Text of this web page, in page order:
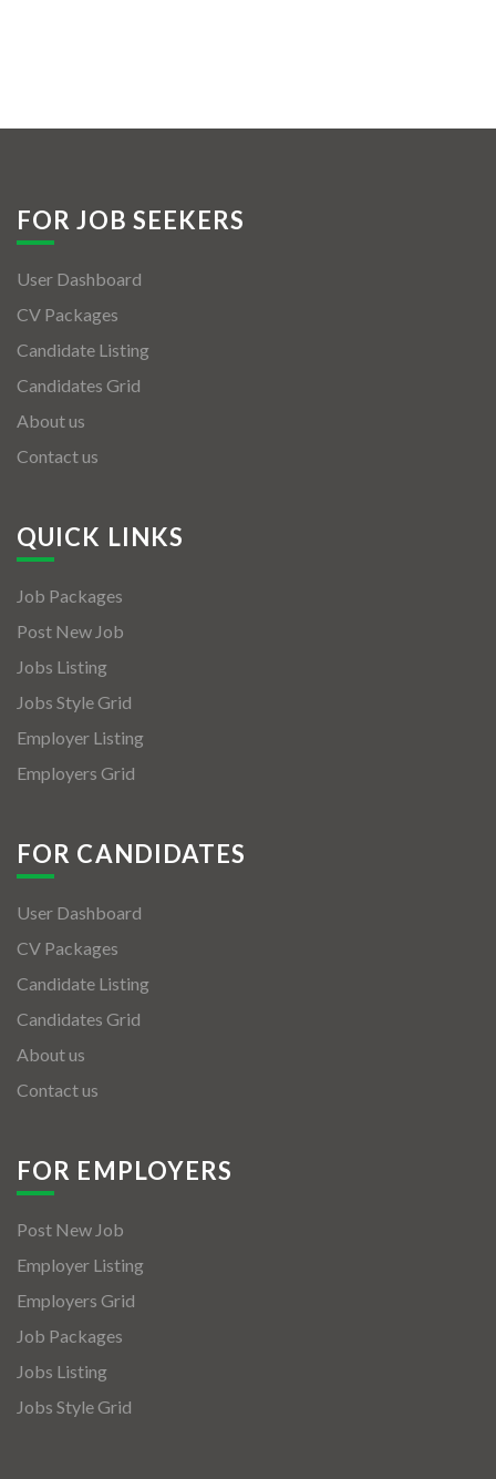
FOR JOB SEEKERS
User Dashboard
CV Packages
Candidate Listing
Candidates Grid
About us
Contact us
QUICK LINKS
Job Packages
Post New Job
Jobs Listing
Jobs Style Grid
Employer Listing
Employers Grid
FOR CANDIDATES
User Dashboard
CV Packages
Candidate Listing
Candidates Grid
About us
Contact us
FOR EMPLOYERS
Post New Job
Employer Listing
Employers Grid
Job Packages
Jobs Listing
Jobs Style Grid